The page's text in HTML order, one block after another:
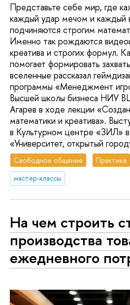
Представьте себе мир, где
каждый удар мечом и каждый
подчиняются строгим
Именно так рождаются
креатива и строгих формул.
помогает формировать
вселенные рассказал
программы «Менеджмент
Высшей школы бизнеса НИУ
Агарев в ходе лекции
математики и креатива».
в Культурном центре «ЗИЛ»
«Университет, открытый
Свободное общение
Практика
мастер-классы
На чем строить
производства
ежедневного